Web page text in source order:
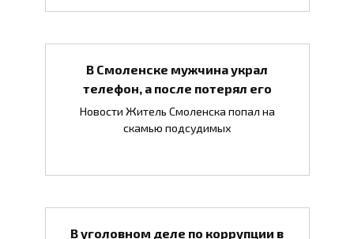
В Смоленске мужчина украл
телефон, а после потерял его
Новости Житель Смоленска попал на
скамью подсудимых
В уголовном деле по коррупции в